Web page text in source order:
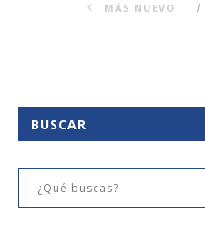
MÁS NUEVO
BUSCAR